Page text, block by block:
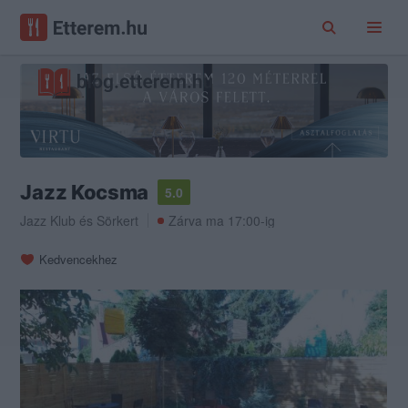
Jazz Kocsma
5.0
Jazz Klub és Sörkert Zárva ma 17:00-ig
Kedvencekhez